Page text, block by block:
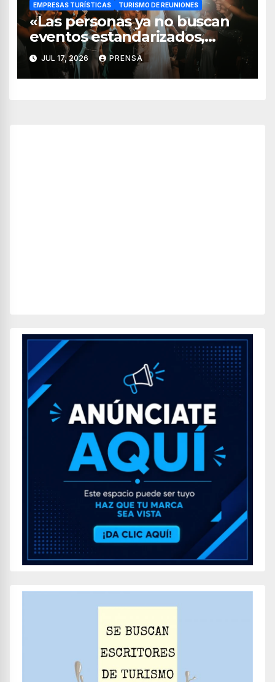
EMPRESAS TURÍSTICAS TURISMO DE REUNIONES
«Las personas ya no buscan
eventos estandarizados,
quieren vivir experiencias»:
Adrián Pedraza
JUL 17, 2026 PRENSA